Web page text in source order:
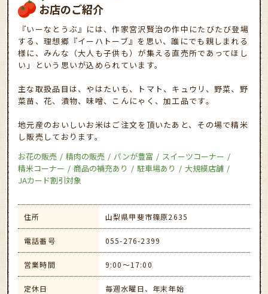
お店のご紹介
『いーなとうぶ』には、作家宮沢賢治の作中にたびたび登場
する、理想郷『イーハトーブ』を思い、誰にでも親しまれる
様に、みんな（大人も子供も）が集える直売所であってほし
い」という思いが込められています。
主な取扱品目は、やはたいも、トマト、キュウリ、野菜、野
菜苗、花、漬物、味噌、こんにゃく、加工品です。
地元産のおいしいお米はご注文を頂いたあと、その場で精米
し販売しております。
お花の販売
精肉の販売 パンが豊富
スイーツコーナー
精米コーナー
商品の補充あり 駐車場あり
大規模店舗
JAカード割引対象
住所 山梨県甲斐市篠原2635
電話番号 055-276-2399
営業時間 9:00～17:00
定休日 毎週水曜日、年末年始